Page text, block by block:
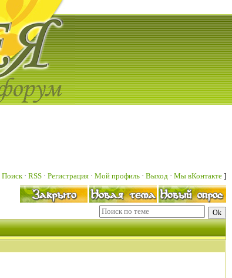
Поиск· RSS · Регистрация · Мой профиль · Выход · Мы вКонтакте ]